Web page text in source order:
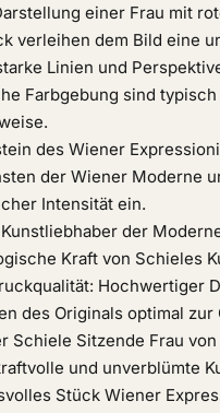
einer Frau mit
verleihen dem Bild eine
Linien und
Farbgebung sind
des Wiener
der Wiener Moderne
Intensität ein.
der
Kraft von Schieles
Hochwertiger
des Originals optimal zur
Schiele Sitzende Frau
und unverblümte
Stück Wiener